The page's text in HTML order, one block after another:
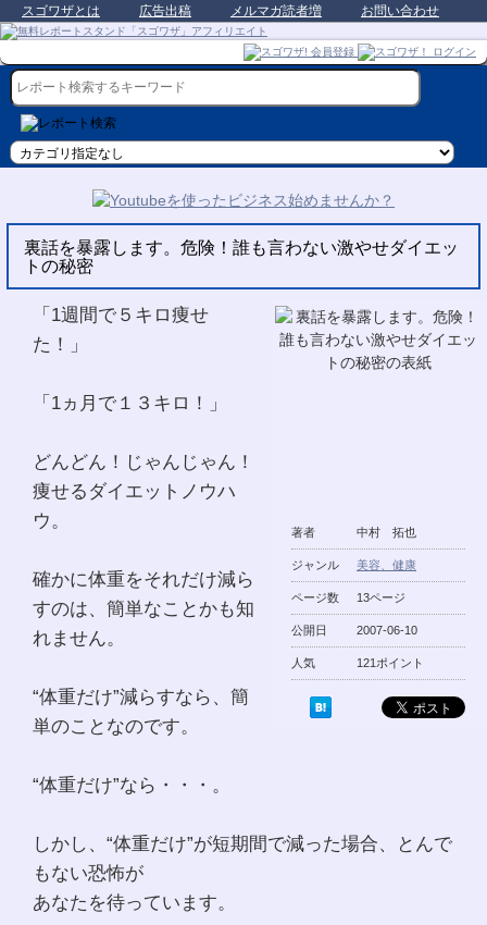
スゴワザとは 広告出稿 メルマガ読者増 お問い合わせ
裏話を暴露します。危険！誰も言わない激やせダイエッ
トの秘密
著者 中村 拓也
ジャンル 美容、健康
ページ数 13ページ
公開日 2007-06-10
人気 121ポイント
「1週間で５キロ痩せ
た！」
「1ヵ月で１３キロ！」
どんどん！じゃんじゃん！
痩せるダイエットノウハ
ウ。
確かに体重をそれだけ減ら
すのは、簡単なことかも知
れません。
“体重だけ”減らすなら、簡
単のことなのです。
“体重だけ”なら・・・。
しかし、“体重だけ”が短期間で減った場合、とんで
もない恐怖が
あなたを待っています。